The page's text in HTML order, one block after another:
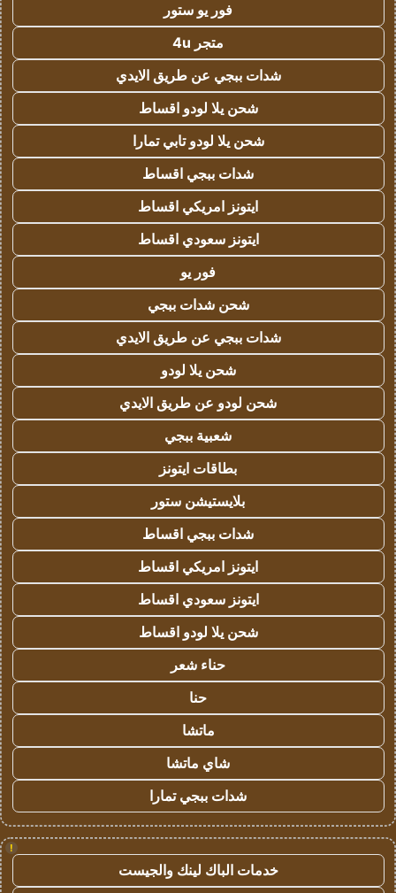
فور يو ستور
متجر 4u
شدات ببجي عن طريق الايدي
شحن يلا لودو اقساط
شحن يلا لودو تابي تمارا
شدات ببجي اقساط
ايتونز امريكي اقساط
ايتونز سعودي اقساط
فور يو
شحن شدات ببجي
شدات ببجي عن طريق الايدي
شحن يلا لودو
شحن لودو عن طريق الايدي
شعبية ببجي
بطاقات ايتونز
بلايستيشن ستور
شدات ببجي اقساط
ايتونز امريكي اقساط
ايتونز سعودي اقساط
شحن يلا لودو اقساط
حناء شعر
حنا
ماتشا
شاي ماتشا
شدات ببجي تمارا
!
خدمات الباك لينك والجيست